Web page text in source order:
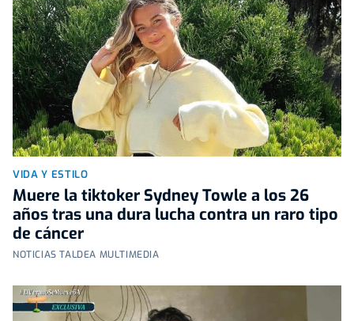
VIDA Y ESTILO
Muere la tiktoker Sydney Towle a los 26
años tras una dura lucha contra un raro tipo
de cáncer
NOTICIAS TALDEA MULTIMEDIA